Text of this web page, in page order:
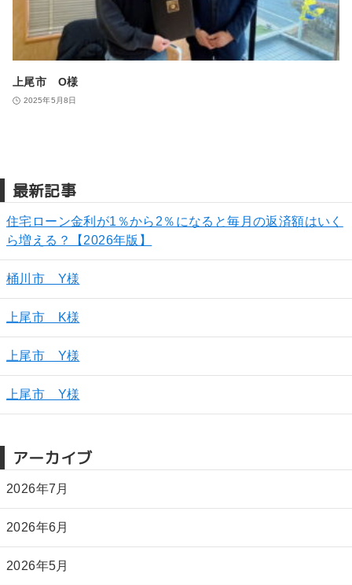
上尾市 O様
2025年5月8日
最新記事
住宅ローン金利が1％から2％になると毎月の返済額はいく
ら増える？【2026年版】
桶川市 Y様
上尾市 K様
上尾市 Y様
上尾市 Y様
アーカイブ
2026年7月
2026年6月
2026年5月